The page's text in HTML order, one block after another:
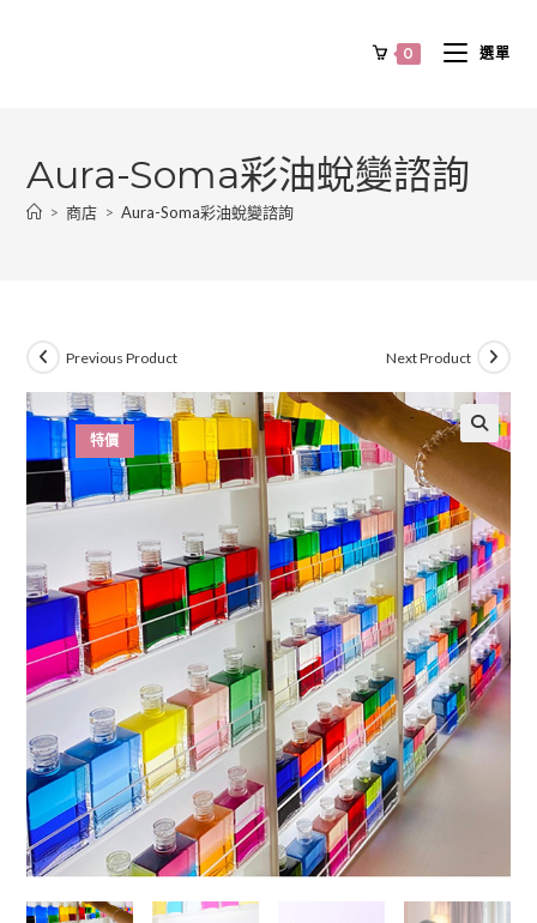
0 選單
Aura-Soma彩油蛻變諮詢
> 商店 > Aura-Soma彩油蛻變諮詢
特價
Previous Product Next Product